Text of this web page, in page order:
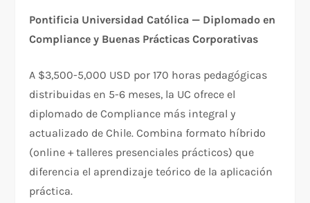
Pontificia Universidad Católica — Diplomado en
Compliance y Buenas Prácticas Corporativas
A $3,500-5,000 USD por 170 horas pedagógicas
distribuidas en 5-6 meses, la UC ofrece el
diplomado de Compliance más integral y
actualizado de Chile. Combina formato híbrido
(online + talleres presenciales prácticos) que
diferencia el aprendizaje teórico de la aplicación
práctica.​